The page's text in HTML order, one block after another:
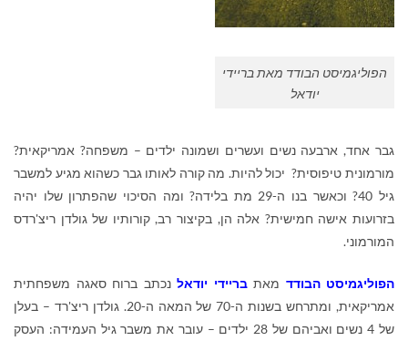
הפוליגמיסט הבודד מאת בריידי
יודאל
גבר אחד, ארבעה נשים ועשרים ושמונה ילדים – משפחה? אמריקאית?
מורמונית טיפוסית? יכול להיות. מה קורה לאותו גבר כשהוא מגיע למשבר
גיל 40? וכאשר בנו ה-29 מת בלידה? ומה הסיכוי שהפתרון שלו יהיה
בזרועות אישה חמישית? אלה הן, בקיצור רב, קורותיו של גולדן ריצ'רדס
המורמוני.
הפוליגמיסט הבודד מאתבריידי יודאל נכתב ברוח סאגה משפחתית
אמריקאית, ומתרחש בשנות ה-70 של המאה ה-20. גולדן ריצ'רד – בעלן
של 4 נשים ואביהם של 28 ילדים – עובר את משבר גיל העמידה: העסק